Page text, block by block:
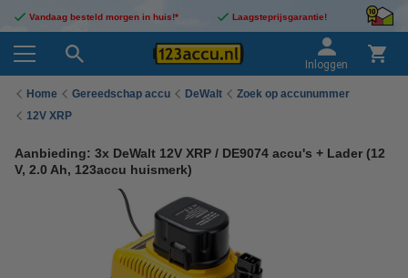
Vandaag besteld morgen in huis!* Laagsteprijsgarantie!
Inloggen
Home Gereedschap accu DeWalt
Zoek op accunummer
12V XRP
Aanbieding: 3x DeWalt 12V XRP / DE9074 accu's + Lader (12
V, 2.0 Ah, 123accu huismerk)